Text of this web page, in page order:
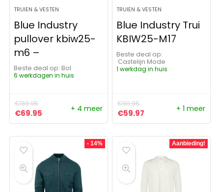
TRUIEN & VESTEN
Blue Industry
pullover kbiw25-
m6 –
Beste deal op:
Bol
6 werkdagen in huis
€139.95
Oorspronkelijke prijs was: €139.95.
€69.95 Huidige prijs is: €69.95.
+ 4 meer
TRUIEN & VESTEN
Blue Industry Trui
KBIW25-M17
Beste deal op:
Castelijn Mode
1 werkdag in huis
€99.95
Oorspronkelijke prijs
€59.97 Huidige prijs is:
+ 1 meer
- 14% Aanbieding!